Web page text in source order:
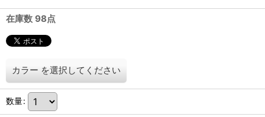
在庫数 98点
カラー を選択してください
数量: